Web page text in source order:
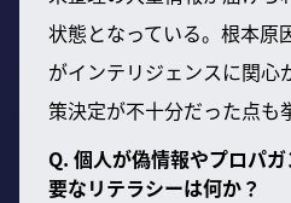
状態となっている。根本原
がインテリジェンスに関心
策決定が不十分だった点も
Q. 個人が偽情報やプロパ
要なリテラシーは何か？